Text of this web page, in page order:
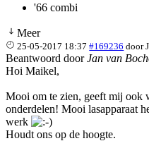
'66 combi
Meer
25-05-2017 18:37 #169236 door
Beantwoord doorJan van
Hoi Maikel,
Mooi om te zien, geeft mij ook
onderdelen! Mooi lasapparaat
werk
Houdt ons op de hoogte.